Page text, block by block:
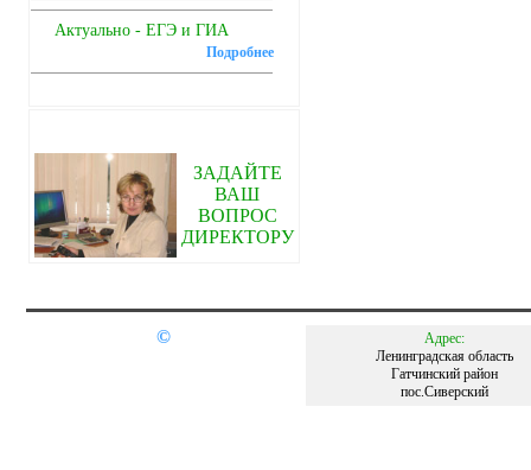
Актуально - ЕГЭ и ГИА
Подробнее
ЗАДАЙТЕ
ВАШ
ВОПРОС
ДИРЕКТОРУ
©
Адрес:
Ленинградская область
Гатчинский район
пос.Сиверский